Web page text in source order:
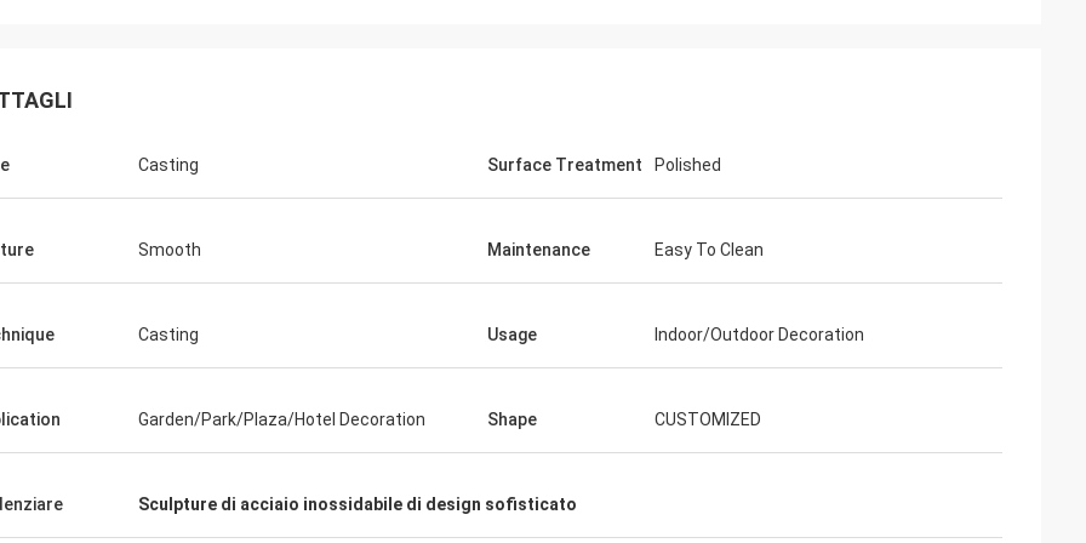
Casting Surface Treatment Polished
Smooth Maintenance Easy To Clean
Casting Usage Indoor/Outdoor Decoration
Garden/Park/Plaza/Hotel Decoration Shape CUSTOMIZED
Sculpture di acciaio inossidabile di design sofisticato